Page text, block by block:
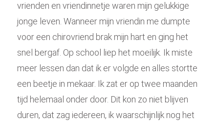
vrienden en vriendinnetje waren mijn gelukkige
jonge leven. Wanneer mijn vriendin me dumpte
voor een chirovriend brak mijn hart en ging het
snel bergaf. Op school liep het moeilijk. Ik miste
meer lessen dan dat ik er volgde en alles stortte
een beetje in mekaar. Ik zat er op twee maanden
tijd helemaal onder door. Dit kon zo niet blijven
duren, dat zag iedereen, ik waarschijnlijk nog het